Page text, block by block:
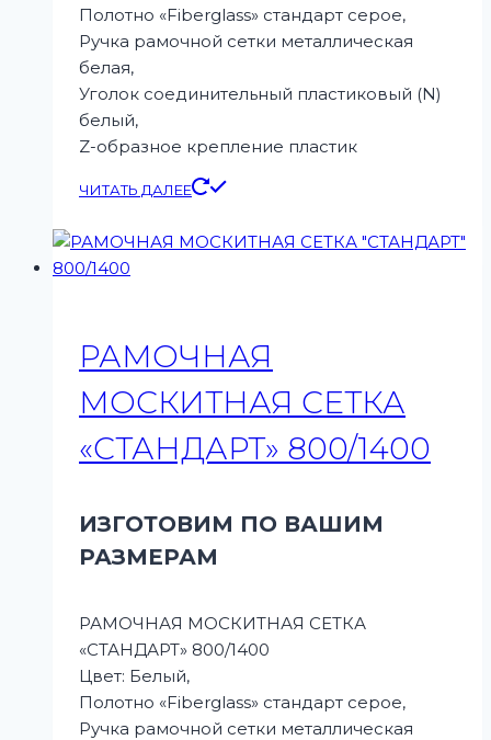
Полотно «Fiberglass» стандарт серое,
Ручка рамочной сетки металлическая
белая,
Уголок соединительный пластиковый (N)
белый,
Z-образное крепление пластик
ЧИТАТЬ ДАЛЕЕ
РАМОЧНАЯ
МОСКИТНАЯ СЕТКА
«СТАНДАРТ» 800/1400
ИЗГОТОВИМ ПО ВАШИМ
РАЗМЕРАМ
РАМОЧНАЯ МОСКИТНАЯ СЕТКА
«СТАНДАРТ» 800/1400
Цвет: Белый,
Полотно «Fiberglass» стандарт серое,
Ручка рамочной сетки металлическая